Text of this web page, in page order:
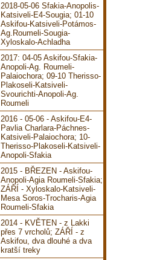
2018-05-06 Sfakia-Anopolis-
Katsiveli-E4-Sougia; 01-10
Askifou-Katsiveli-Potámos-
Ag.Roumeli-Sougia-
Xyloskalo-Achladha
2017: 04-05 Askifou-Sfakia-
Anopoli-Ag. Roumeli-
Palaiochora; 09-10 Therisso-
Plakoseli-Katsiveli-
Svourichti-Anopoli-Ag.
Roumeli
2016 - 05-06 - Askifou-E4-
Pavlia Charlara-Páchnes-
Katsiveli-Palaiochora; 10-
Therisso-Plakoseli-Katsiveli-
Anopoli-Sfakia
2015 - BŘEZEN - Askifou-
Anopoli-Agia Roumeli-Sfakia;
ZÁŘÍ - Xyloskalo-Katsiveli-
Mesa Soros-Trocharis-Agia
Roumeli-Sfakia
2014 - KVĚTEN - z Lakki
přes 7 vrcholů; ZÁŘÍ - z
Askifou, dva dlouhé a dva
kratší treky